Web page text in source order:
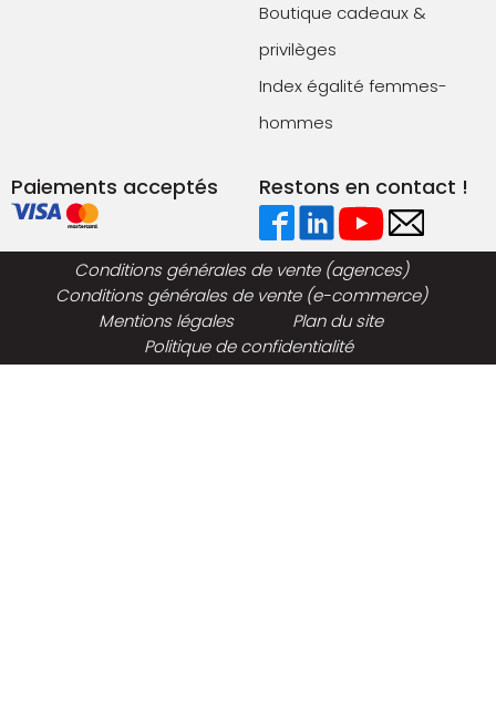
Boutique cadeaux &
privilèges
Index égalité femmes-
hommes
Paiements acceptés Restons en contact !
Conditions générales de vente (agences)
Conditions générales de vente (e-commerce)
Mentions légales
Plan du site
Politique de confidentialité